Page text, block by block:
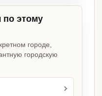
по этому
городе,
городскую